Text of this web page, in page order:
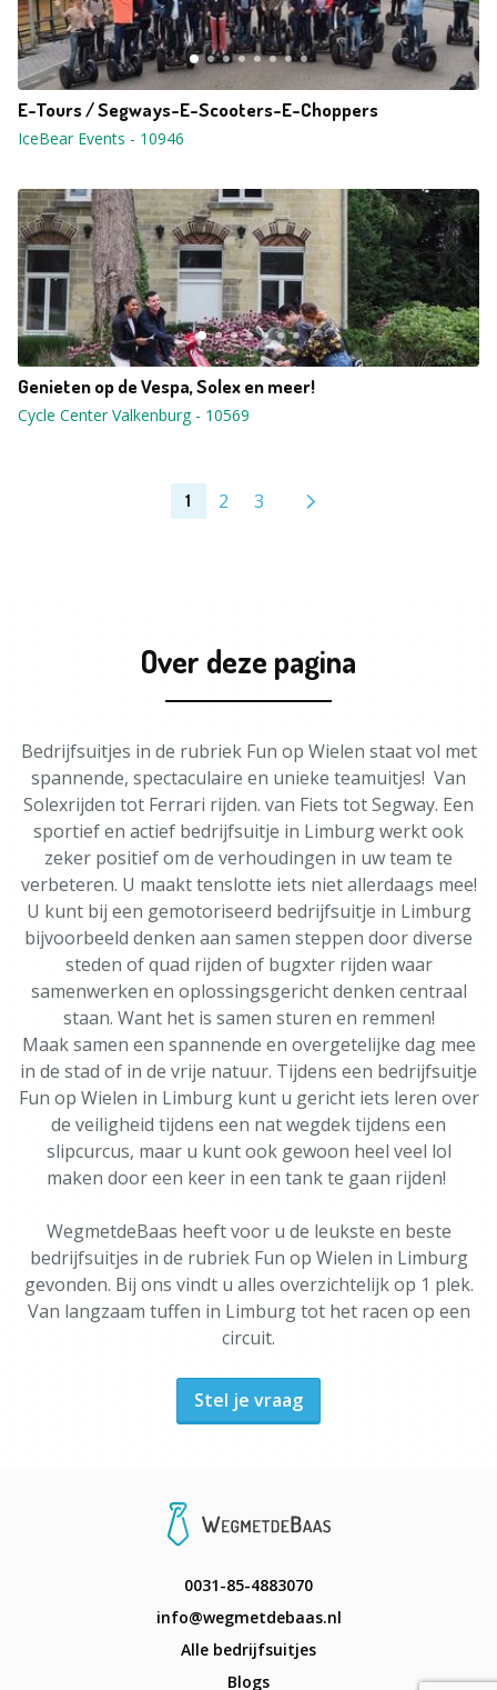
E-Tours / Segways-E-Scooters-E-Choppers
IceBear Events - 10946
Genieten op de Vespa, Solex en meer!
Cycle Center Valkenburg- 10569
1 2 3
Over deze pagina
Bedrijfsuitjes in de rubriek Fun op Wielen staat vol met
spannende, spectaculaire en unieke teamuitjes! Van
Solexrijden tot Ferrari rijden. van Fiets tot Segway. Een
sportief en actief bedrijfsuitje in Limburg werkt ook
zeker positief om de verhoudingen in uw team te
verbeteren. U maakt tenslotte iets niet allerdaags mee!
U kunt bij een gemotoriseerd bedrijfsuitje in Limburg
bijvoorbeeld denken aan samen steppen door diverse
steden of quad rijden of bugxter rijden waar
samenwerken en oplossingsgericht denken centraal
staan. Want het is samen sturen en remmen!
Maak samen een spannende en overgetelijke dag mee
in de stad of in de vrije natuur. Tijdens een bedrijfsuitje
Fun op Wielen in Limburg kunt u gericht iets leren over
de veiligheid tijdens een nat wegdek tijdens een
slipcurcus, maar u kunt ook gewoon heel veel lol
maken door een keer in een tank te gaan rijden!
WegmetdeBaas heeft voor u de leukste en beste
bedrijfsuitjes in de rubriek Fun op Wielen in Limburg
gevonden. Bij ons vindt u alles overzichtelijk op 1 plek.
Van langzaam tuffen in Limburg tot het racen op een
circuit.
Stel je vraag
0031-85-4883070
info@wegmetdebaas.nl
Alle bedrijfsuitjes
Blogs